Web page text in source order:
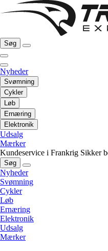
Søg
Nyheder
Svømning
Cykler
Løb
Ernæring
Elektronik
Udsalg
Mærker
Kundeservice i Frankrig Sikker
Søg
Nyheder
Svømning
Cykler
Løb
Ernæring
Elektronik
Udsalg
Mærker